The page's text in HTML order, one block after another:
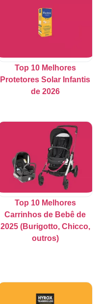
Top 10 Melhores
Protetores Solar Infantis
de 2026
Top 10 Melhores
Carrinhos de Bebê de
2025 (Burigotto, Chicco,
outros)